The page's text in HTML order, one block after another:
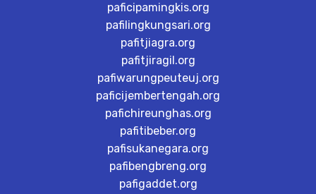
paficipamingkis.org
pafilingkungsari.org
pafitjiagra.org
pafitjiragil.org
pafiwarungpeuteuj.org
paficijembertengah.org
pafichireunghas.org
pafitibeber.org
pafisukanegara.org
pafibengbreng.org
pafigaddet.org